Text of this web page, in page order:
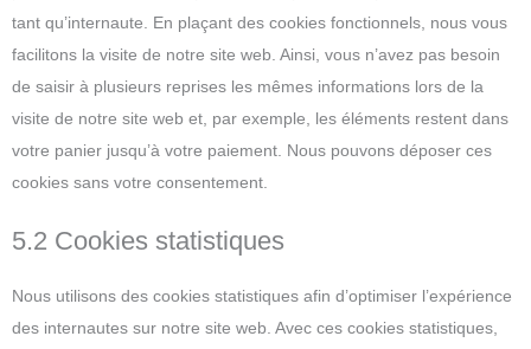
tant qu’internaute. En plaçant des cookies fonctionnels, nous vous
facilitons la visite de notre site web. Ainsi, vous n’avez pas besoin
de saisir à plusieurs reprises les mêmes informations lors de la
visite de notre site web et, par exemple, les éléments restent dans
votre panier jusqu’à votre paiement. Nous pouvons déposer ces
cookies sans votre consentement.
5.2 Cookies statistiques
Nous utilisons des cookies statistiques afin d’optimiser l’expérience
des internautes sur notre site web. Avec ces cookies statistiques,